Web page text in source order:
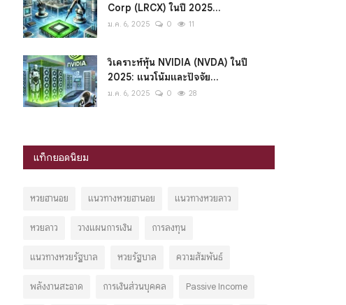
Corp (LRCX) ในปี 2025...
ม.ค. 6, 2025 0 11
วิเคราะห์หุ้น NVIDIA (NVDA) ในปี
2025: แนวโน้มและปัจจัย...
ม.ค. 6, 2025 0 28
แท็กยอดนิยม
หวยฮานอย แนวทางหวยฮานอย แนวทางหวยลาว
หวยลาว วางแผนการเงิน การลงทุน
แนวทางหวยรัฐบาล หวยรัฐบาล ความสัมพันธ์
พลังงานสะอาด การเงินส่วนบุคคล Passive Income